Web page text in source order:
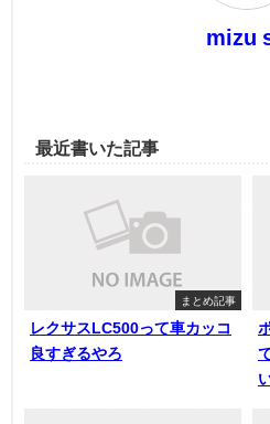
mizu
最近書いた記事
まとめ記事
レクサスLC500って車カッコ
良すぎるやろ